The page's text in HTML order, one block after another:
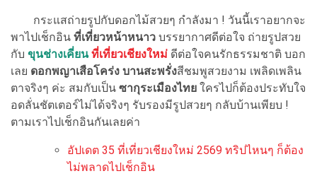
กระแสถ่ายรูปกับดอกไม้สวยๆ กำลังมา ! วันนี้เราอยากจะ
พาไปเช็กอิน ที่เที่ยวหน้าหนาว บรรยากาศดีต่อใจ ถ่ายรูปสวย
กับ ขุนช่างเคี่ยน ที่เที่ยวเชียงใหม่ ดีต่อใจคนรักธรรมชาติ บอก
เลย ดอกพญาเสือโคร่ง บานสะพรั่งสีชมพูสวยงาม เพลิดเพลิน
ตาจริงๆ ค่ะ สมกับเป็น ซากุระเมืองไทย ใครไปก็ต้องประทับใจ
อดลั่นชัตเตอร์ไม่ได้จริงๆ รับรองมีรูปสวยๆ กลับบ้านเพียบ !
ตามเราไปเช็กอินกันเลยค่า
อัปเดต 35 ที่เที่ยวเชียงใหม่ 2569 ทริปไหนๆ ก็ต้อง
ไม่พลาดไปเช็กอิน